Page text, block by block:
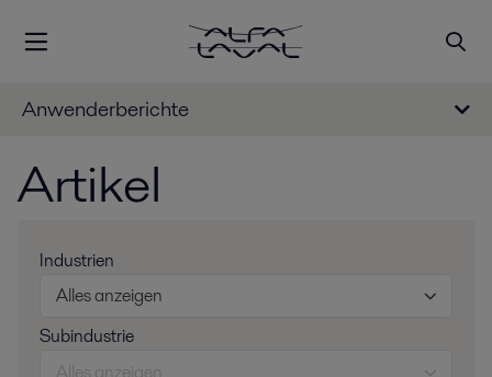
Anwenderberichte
Artikel
Industrien
Alles anzeigen
Subindustrie
Alles anzeigen